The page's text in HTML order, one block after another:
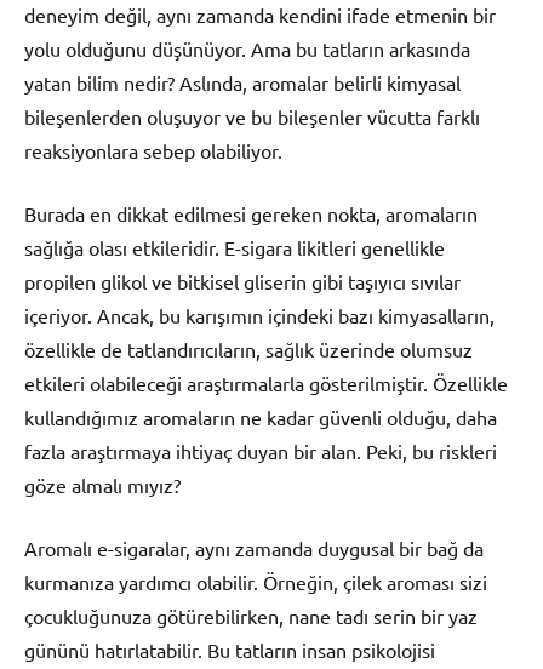
deneyim değil, aynı zamanda kendini ifade etmenin bir
yolu olduğunu düşünüyor. Ama bu tatların arkasında
yatan bilim nedir? Aslında, aromalar belirli kimyasal
bileşenlerden oluşuyor ve bu bileşenler vücutta farklı
reaksiyonlara sebep olabiliyor.
Burada en dikkat edilmesi gereken nokta, aromaların
sağlığa olası etkileridir. E-sigara likitleri genellikle
propilen glikol ve bitkisel gliserin gibi taşıyıcı sıvılar
içeriyor. Ancak, bu karışımın içindeki bazı kimyasalların,
özellikle de tatlandırıcıların, sağlık üzerinde olumsuz
etkileri olabileceği araştırmalarla gösterilmiştir. Özellikle
kullandığımız aromaların ne kadar güvenli olduğu, daha
fazla araştırmaya ihtiyaç duyan bir alan. Peki, bu riskleri
göze almalı mıyız?
Aromalı e-sigaralar, aynı zamanda duygusal bir bağ da
kurmanıza yardımcı olabilir. Örneğin, çilek aroması sizi
çocukluğunuza götürebilirken, nane tadı serin bir yaz
gününü hatırlatabilir. Bu tatların insan psikolojisi